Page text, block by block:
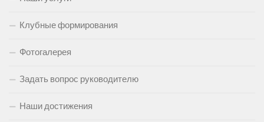
Клубные формирования
Фотогалерея
Задать вопрос руководителю
Наши достижения